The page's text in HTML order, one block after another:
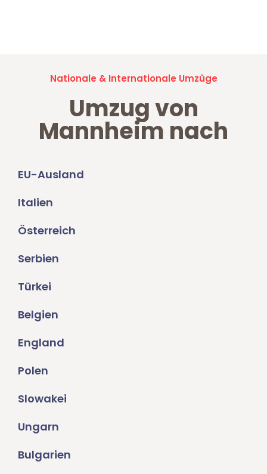
Nationale & Internationale Umzüge
Umzug von
Mannheim nach
EU-Ausland
Italien
Österreich
Serbien
Türkei
Belgien
England
Polen
Slowakei
Ungarn
Bulgarien